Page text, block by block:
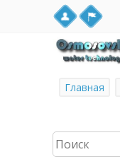
Главная